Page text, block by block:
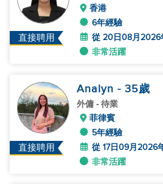
直接聘用
香港
6年經驗
從 20日08月2026
非常活躍
直接聘用
Analyn - 35歲
外傭 - 待業
菲律賓
5年經驗
從 17日09月2026
非常活躍